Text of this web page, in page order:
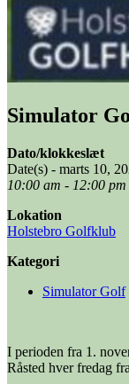
Simulator
Dato/klokkeslæt
Date(s) - marts 10,
10:00 am - 12:00 pm
Lokation
Holstebro Golfklub
Kategori
Simulator Golf
I perioden fra 1.
Råsted hver fredag